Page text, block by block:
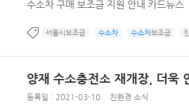
수소차 구매 보조금 지원 안내 카드뉴스
서울시보조금 수소차 수소차보조금
양재 수소충전소 재개장, 더욱
등록일 : 2021-03-10 친환경 소식